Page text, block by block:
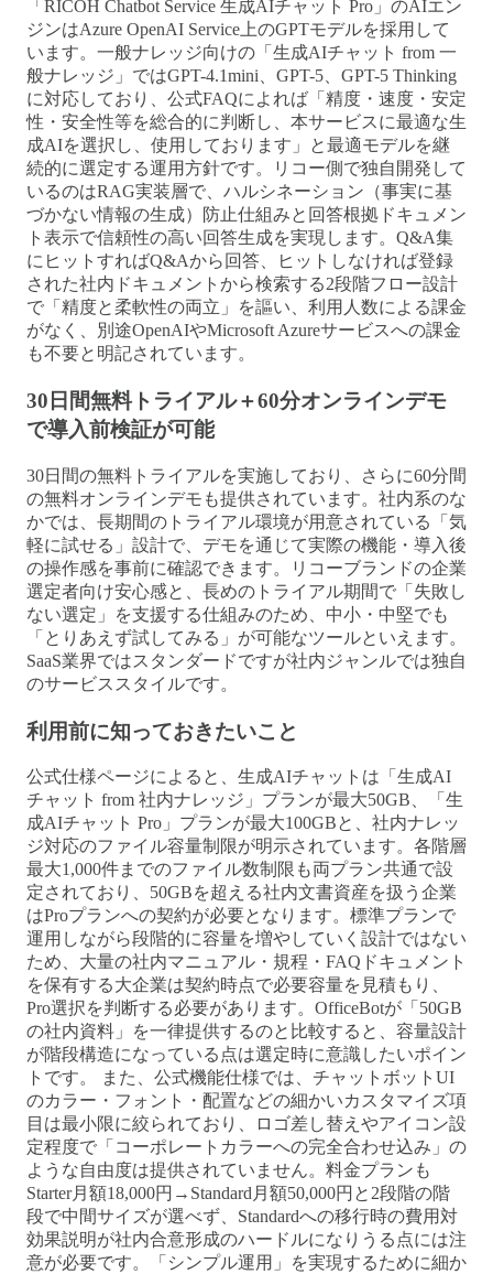
「RICOH Chatbot Service 生成AIチャット Pro」のAIエン
ジンはAzure OpenAI Service上のGPTモデルを採用して
います。一般ナレッジ向けの「生成AIチャット from 一
般ナレッジ」ではGPT-4.1mini、GPT-5、GPT-5 Thinking
に対応しており、公式FAQによれば「精度・速度・安定
性・安全性等を総合的に判断し、本サービスに最適な生
成AIを選択し、使用しております」と最適モデルを継
続的に選定する運用方針です。リコー側で独自開発して
いるのはRAG実装層で、ハルシネーション（事実に基
づかない情報の生成）防止仕組みと回答根拠ドキュメン
ト表示で信頼性の高い回答生成を実現します。Q&A集
にヒットすればQ&Aから回答、ヒットしなければ登録
された社内ドキュメントから検索する2段階フロー設計
で「精度と柔軟性の両立」を謳い、利用人数による課金
がなく、別途OpenAIやMicrosoft Azureサービスへの課金
も不要と明記されています。
30日間無料トライアル＋60分オンラインデモ
で導入前検証が可能
30日間の無料トライアルを実施しており、さらに60分間
の無料オンラインデモも提供されています。社内系のな
かでは、長期間のトライアル環境が用意されている「気
軽に試せる」設計で、デモを通じて実際の機能・導入後
の操作感を事前に確認できます。リコーブランドの企業
選定者向け安心感と、長めのトライアル期間で「失敗し
ない選定」を支援する仕組みのため、中小・中堅でも
「とりあえず試してみる」が可能なツールといえます。
SaaS業界ではスタンダードですが社内ジャンルでは独自
のサービススタイルです。
利用前に知っておきたいこと
公式仕様ページによると、生成AIチャットは「生成AI
チャット from 社内ナレッジ」プランが最大50GB、「生
成AIチャット Pro」プランが最大100GBと、社内ナレッ
ジ対応のファイル容量制限が明示されています。各階層
最大1,000件までのファイル数制限も両プラン共通で設
定されており、50GBを超える社内文書資産を扱う企業
はProプランへの契約が必要となります。標準プランで
運用しながら段階的に容量を増やしていく設計ではない
ため、大量の社内マニュアル・規程・FAQドキュメント
を保有する大企業は契約時点で必要容量を見積もり、
Pro選択を判断する必要があります。OfficeBotが「50GB
の社内資料」を一律提供するのと比較すると、容量設計
が階段構造になっている点は選定時に意識したいポイン
トです。 また、公式機能仕様では、チャットボットUI
のカラー・フォント・配置などの細かいカスタマイズ項
目は最小限に絞られており、ロゴ差し替えやアイコン設
定程度で「コーポレートカラーへの完全合わせ込み」の
ような自由度は提供されていません。料金プランも
Starter月額18,000円→Standard月額50,000円と2段階の階
段で中間サイズが選べず、Standardへの移行時の費用対
効果説明が社内合意形成のハードルになりうる点には注
意が必要です。「シンプル運用」を実現するために細か